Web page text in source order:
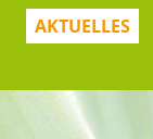
AKTUELLES